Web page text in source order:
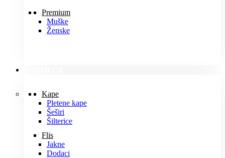
Premium
Muške
Ženske
Kape
Pletene kape
Šeširi
Šilterice
Flis
Jakne
Dodaci